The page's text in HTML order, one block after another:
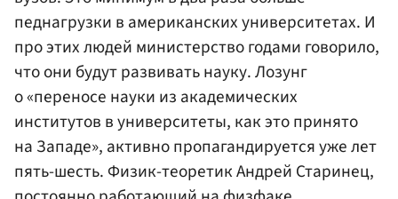
педнагрузки в американских университетах. И
про этих людей министерство годами говорило,
что они будут развивать науку. Лозунг
о «переносе науки из академических
институтов в университеты, как это принято
на Западе», активно пропагандируется уже лет
пять-шесть. Физик-теоретик Андрей Старинец,